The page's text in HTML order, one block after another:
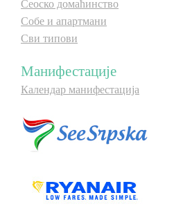
Сеоско домаћинство
Собе и апартмани
Сви типови
Манифестације
Календар манифестација